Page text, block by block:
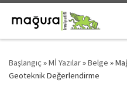
Skip to content
Başlangıç »Mİ Yazılar»Belge »
Geoteknik Değerlendirme